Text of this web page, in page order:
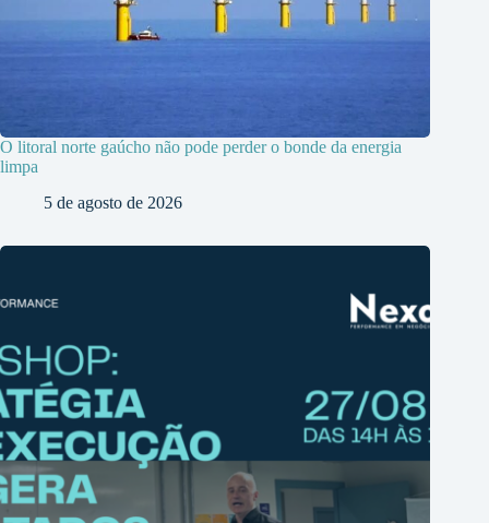
O litoral norte gaúcho não pode perder o bonde da energia
limpa
5 de agosto de 2026